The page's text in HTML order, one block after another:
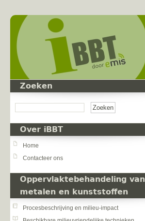
Zoeken
Over iBBT
Home
Contacteer ons
Oppervlaktebehandeling van
metalen en kunststoffen
Procesbeschrijving en milieu-impact